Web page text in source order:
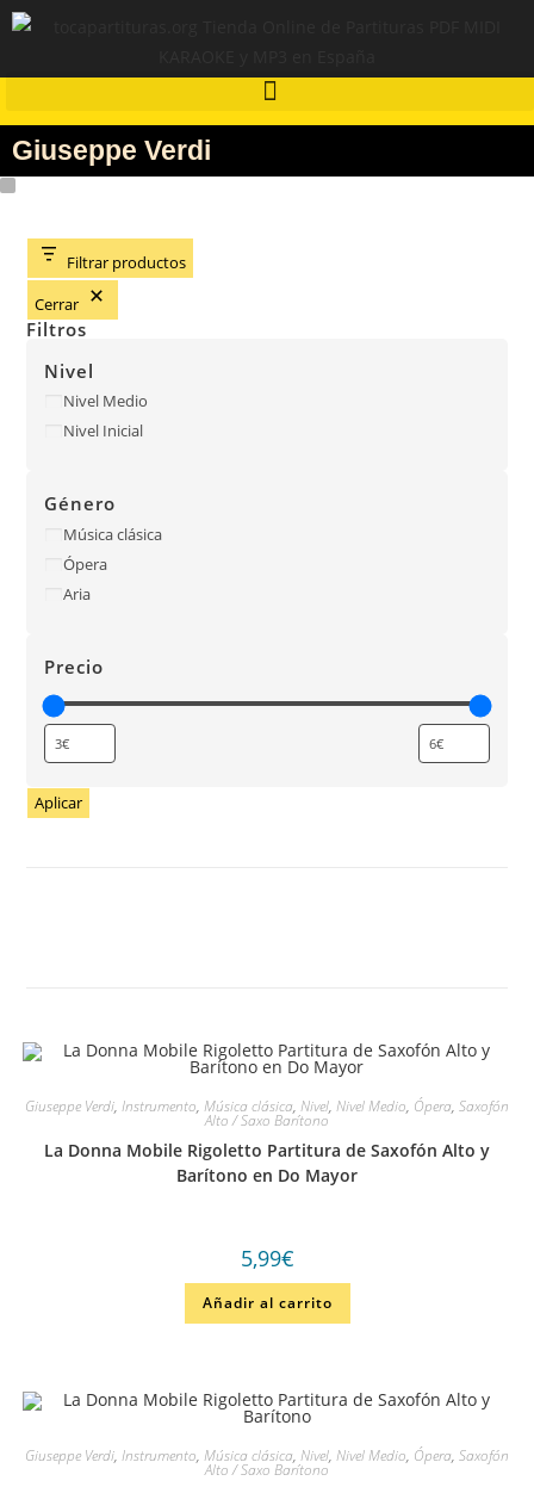
Giuseppe Verdi
Filtrar productos
Cerrar
Filtros
Nivel
Nivel Medio
Nivel Inicial
Género
Música clásica
Ópera
Aria
Precio
Aplicar
Giuseppe Verdi, Instrumento, Música clásica, Nivel, Nivel Medio, Ópera, Saxofón
Alto / Saxo Barítono
La Donna Mobile Rigoletto Partitura de Saxofón Alto y
Barítono en Do Mayor
5,99€
Añadir al carrito
Giuseppe Verdi, Instrumento, Música clásica, Nivel, Nivel Medio, Ópera, Saxofón
Alto / Saxo Barítono